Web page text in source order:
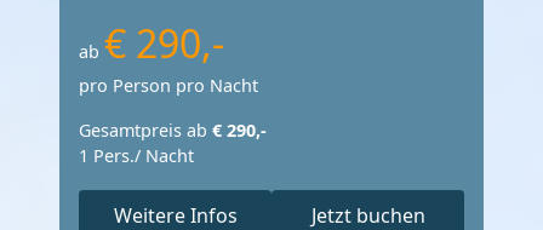
ab € 290,-
pro Person pro Nacht
Gesamtpreis ab € 290,-
1 Pers./ Nacht
Weitere Infos Jetzt buchen